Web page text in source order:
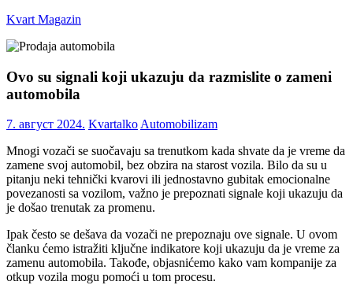
Skip
content
Kvart Magazin
click
vas!
Ovo su signali koji ukazuju da razmislite o zameni
automobila
7. август 2024. KvartalkoAutomobilizam
Mnogi vozači se suočavaju sa trenutkom kada shvate da je vreme da
zamene svoj automobil, bez obzira na starost vozila. Bilo da su u
pitanju neki tehnički kvarovi ili jednostavno gubitak emocionalne
povezanosti sa vozilom, važno je prepoznati signale koji ukazuju da
je došao trenutak za promenu.
Ipak često se dešava da vozači ne prepoznaju ove signale. U ovom
članku ćemo istražiti ključne indikatore koji ukazuju da je vreme za
zamenu automobila. Takođe, objasnićemo kako vam kompanije za
otkup vozila mogu pomoći u tom procesu.